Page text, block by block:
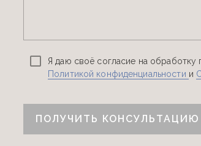
Я даю своё согласие на обработку
Политикой конфиденциальности и
ПОЛУЧИТЬ КОНСУЛЬТАЦИЮ